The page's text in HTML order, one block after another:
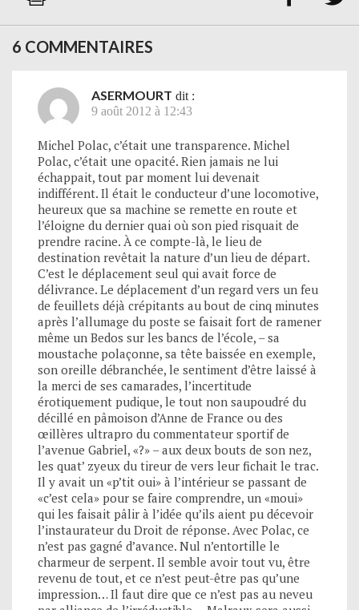
6 COMMENTAIRES
ASERMOURT dit :
9 août 2012 à 12:43
Michel Polac, c’était une transparence. Michel
Polac, c’était une opacité. Rien jamais ne lui
échappait, tout par moment lui devenait
indifférent. Il était le conducteur d’une locomotive,
heureux que sa machine se remette en route et
l’éloigne du dernier quai où son pied risquait de
prendre racine. À ce compte-là, le lieu de
destination revêtait la nature d’un lieu de départ.
C’est le déplacement seul qui avait force de
délivrance. Le déplacement d’un regard vers un feu
de feuillets déjà crépitants au bout de cinq minutes
après l’allumage du poste se faisait fort de ramener
même un Bedos sur les bancs de l’école, – sa
moustache polaçonne, sa tête baissée en exemple,
son oreille débranchée, le sentiment d’être laissé à
la merci de ses camarades, l’incertitude
érotiquement pudique, le tout non saupoudré du
décillé en pâmoison d’Anne de France ou des
œillères ultrapro du commentateur sportif de
l’avenue Gabriel, «?» – aux deux bouts de son nez,
les quat’ zyeux du tireur de vers leur fichait le trac.
Il y avait un «p’tit oui» à l’intérieur se passant de
«c’est cela» pour se faire comprendre, un «moui»
qui les faisait pâlir à l’idée qu’ils aient pu décevoir
l’instaurateur du Droit de réponse. Avec Polac, ce
n’est pas gagné d’avance. Nul n’entortille le
charmeur de serpent. Il semble avoir tout vu, être
revenu de tout, et ce n’est peut-être pas qu’une
impression… Il faut dire que ce n’est pas au neveu